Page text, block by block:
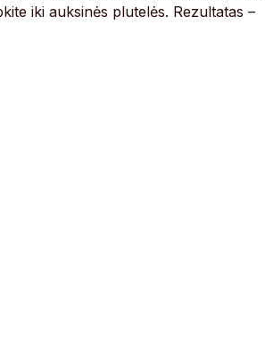
iki auksinės plutelės. Rezultatas –